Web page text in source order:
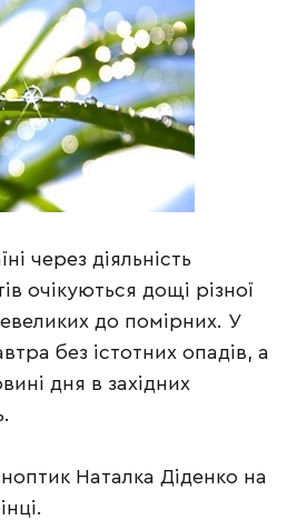
через діяльність
очікуються дощі різної
до помірних. У
без істотних опадів, а
дня в західних
Наталка Діденко на